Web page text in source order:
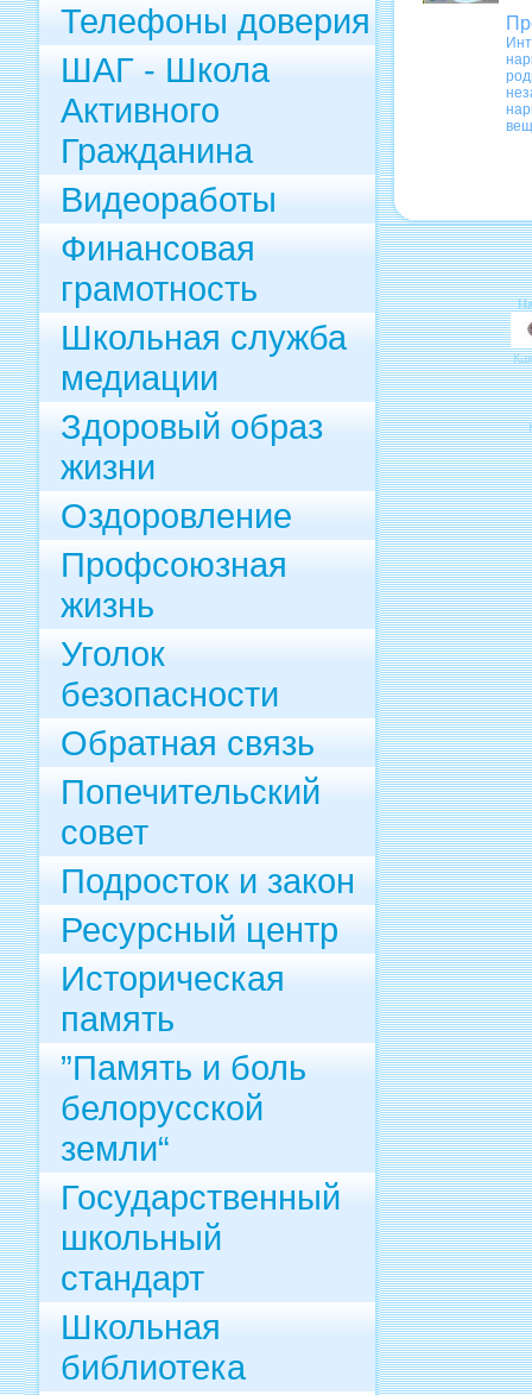
Телефоны доверия
ШАГ - Школа
Активного
Гражданина
Видеоработы
Финансовая
грамотность
Школьная служба
медиации
Здоровый образ
жизни
Оздоровление
Профсоюзная
жизнь
Уголок
безопасности
Обратная связь
Попечительский
совет
Подросток и закон
Ресурсный центр
Историческая
память
”Память и боль
белорусской
земли“
Государственный
школьный
стандарт
Школьная
библиотека